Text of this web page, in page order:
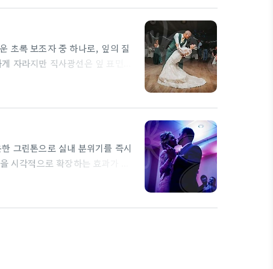
식 위험을 줄입니다. 대형거실화
…
초록 보조자 중 하나로, 잎의 질
자라지만 직사광선은 잎 표면을
는 토양의 배수성과 물 주기에 따
나 가장자리가 말라가듯 변색될
그린톤으로 실내 분위기를 즉시
시각적으로 확장하는 효과가 있
럼 벌어진 형태가 특징이다. 키
리 없이 자랄 수 있다. 다만 뿌리